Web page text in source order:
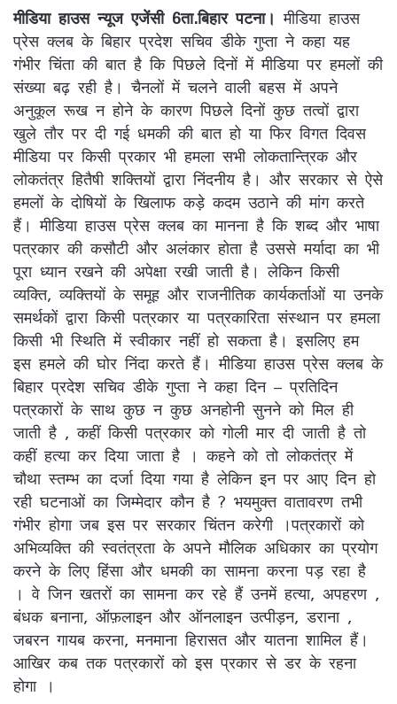
मीडिया हाउस न्यूज एजेंसी 6ता.बिहार पटना। मीडिया हाउस
प्रेस क्लब के बिहार प्रदेश सचिव डीके गुप्ता ने कहा यह
गंभीर चिंता की बात है कि पिछले दिनों में मीडिया पर हमलों की
संख्या बढ़ रही है। चैनलों में चलने वाली बहस में अपने
अनुकूल रूख न होने के कारण पिछले दिनों कुछ तत्वों द्वारा
खुले तौर पर दी गई धमकी की बात हो या फिर विगत दिवस
मीडिया पर किसी प्रकार भी हमला सभी लोकतान्त्रिक और
लोकतंत्र हितैषी शक्तियों द्वारा निंदनीय है। और सरकार से ऐसे
हमलों के दोषियों के खिलाफ कड़े कदम उठाने की मांग करते
हैं। मीडिया हाउस प्रेस क्लब का मानना है कि शब्द और भाषा
पत्रकार की कसौटी और अलंकार होता है उससे मर्यादा का भी
पूरा ध्यान रखने की अपेक्षा रखी जाती है। लेकिन किसी
व्यक्ति, व्यक्तियों के समूह और राजनीतिक कार्यकर्ताओं या उनके
समर्थकों द्वारा किसी पत्रकार या पत्रकारिता संस्थान पर हमला
किसी भी स्थिति में स्वीकार नहीं हो सकता है। इसलिए हम
इस हमले की घोर निंदा करते हैं। मीडिया हाउस प्रेस क्लब के
बिहार प्रदेश सचिव डीके गुप्ता ने कहा दिन – प्रतिदिन
पत्रकारों के साथ कुछ न कुछ अनहोनी सुनने को मिल ही
जाती है , कहीं किसी पत्रकार को गोली मार दी जाती है तो
कहीं हत्या कर दिया जाता है । कहने को तो लोकतंत्र में
चौथा स्तम्भ का दर्जा दिया गया है लेकिन इन पर आए दिन हो
रही घटनाओं का जिम्मेदार कौन है ? भयमुक्त वातावरण तभी
गंभीर होगा जब इस पर सरकार चिंतन करेगी ।पत्रकारों को
अभिव्यक्ति की स्वतंत्रता के अपने मौलिक अधिकार का प्रयोग
करने के लिए हिंसा और धमकी का सामना करना पड़ रहा है
। वे जिन खतरों का सामना कर रहे हैं उनमें हत्या, अपहरण ,
बंधक बनाना, ऑफ़लाइन और ऑनलाइन उत्पीड़न, डराना ,
जबरन गायब करना, मनमाना हिरासत और यातना शामिल हैं।
आखिर कब तक पत्रकारों को इस प्रकार से डर के रहना
होगा ।